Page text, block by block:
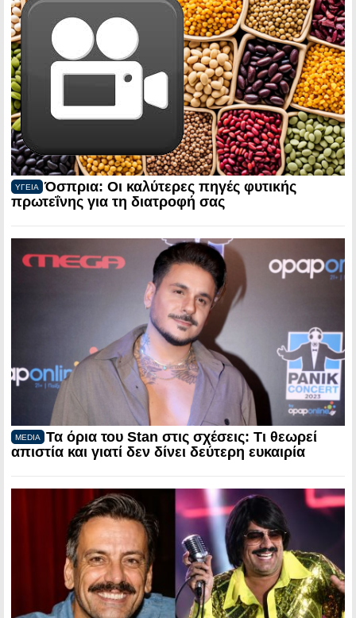
ΥΓΕΙΑ
Όσπρια: Οι καλύτερες πηγές φυτικής
πρωτεΐνης για τη διατροφή σας
MEDIA
Τα όρια του Stan στις σχέσεις: Τι θεωρεί
απιστία και γιατί δεν δίνει δεύτερη ευκαιρία